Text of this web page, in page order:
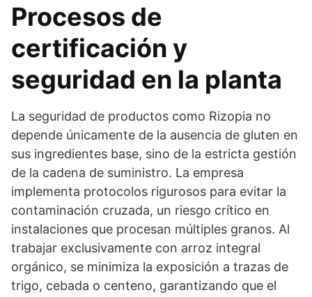
Procesos de
certificación y
seguridad en la planta
La seguridad de productos como Rizopia no
depende únicamente de la ausencia de gluten en
sus ingredientes base, sino de la estricta gestión
de la cadena de suministro. La empresa
implementa protocolos rigurosos para evitar la
contaminación cruzada, un riesgo crítico en
instalaciones que procesan múltiples granos. Al
trabajar exclusivamente con arroz integral
orgánico, se minimiza la exposición a trazas de
trigo, cebada o centeno, garantizando que el